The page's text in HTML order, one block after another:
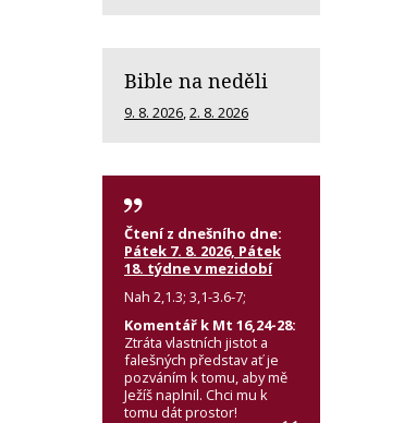
Bible na neděli
9. 8. 2026 2. 8. 2026
Čtení z dnešního dne:
Pátek 7. 8. 2026, Pátek
18. týdne v mezidobí
Nah 2,1.3; 3,1-3.6-7;
Komentář k Mt 16,24-28:
Ztráta vlastních jistot a
falešných představ ať je
pozváním k tomu, aby mě
Ježíš naplnil. Chci mu k
tomu dát prostor!